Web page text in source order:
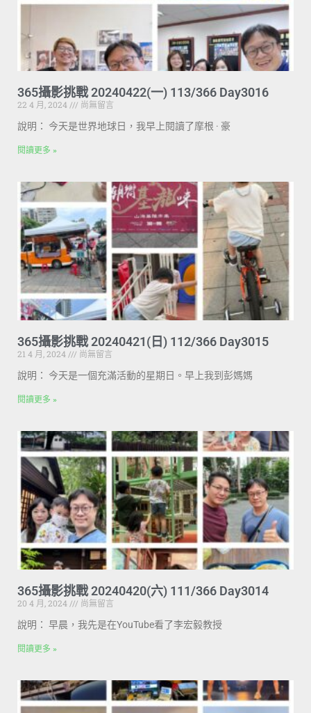
365攝影挑戰 20240422(一) 113/366 Day3016
22 4 月, 2024
尚無留言
說明： 今天是世界地球日，我早上閱讀了摩根 · 豪
閱讀更多 »
365攝影挑戰 20240421(日) 112/366 Day3015
21 4 月, 2024
尚無留言
說明： 今天是一個充滿活動的星期日。早上我到彭媽媽
閱讀更多 »
365攝影挑戰 20240420(六) 111/366 Day3014
20 4 月, 2024
尚無留言
說明： 早晨，我先是在YouTube看了李宏毅教授
閱讀更多 »